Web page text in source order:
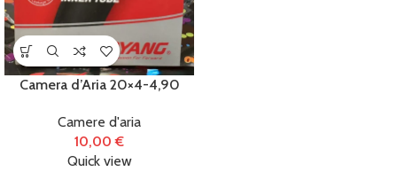
Camera d’Aria 20×4-4,90
Camere d'aria
10,00€
Quick view